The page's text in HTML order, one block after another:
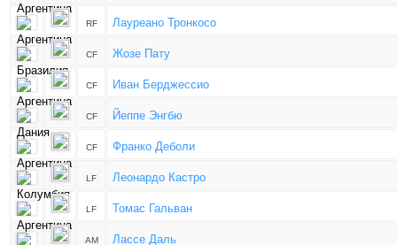
RF Лауреано Тронкосо
CF Жозе Пату
CF Иван Берджессио
CF Йеппе Энгбю
CF Франко Деболи
LF Леонардо Кастро
LF Томас Гальван
AM Лассе Даль